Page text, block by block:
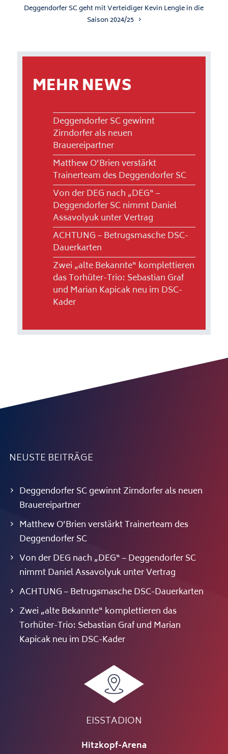
Deggendorfer SC geht mit Verteidiger Kevin Lengle in die
Saison 2024/25
MEHR NEWS
Deggendorfer SC gewinnt
Zirndorfer als neuen
Brauereipartner
Matthew O’Brien verstärkt
Trainerteam des Deggendorfer SC
Von der DEG nach „DEG“ –
Deggendorfer SC nimmt Daniel
Assavolyuk unter Vertrag
ACHTUNG – Betrugsmasche DSC-
Dauerkarten
Zwei „alte Bekannte“ komplettieren
das Torhüter-Trio: Sebastian Graf
und Marian Kapicak neu im DSC-
Kader
NEUSTE BEITRÄGE
Deggendorfer SC gewinnt Zirndorfer als neuen
Brauereipartner
Matthew O’Brien verstärkt Trainerteam des
Deggendorfer SC
Von der DEG nach „DEG“ – Deggendorfer SC
nimmt Daniel Assavolyuk unter Vertrag
ACHTUNG – Betrugsmasche DSC-Dauerkarten
Zwei „alte Bekannte“ komplettieren das
Torhüter-Trio: Sebastian Graf und Marian
Kapicak neu im DSC-Kader
EISSTADION
Hitzkopf-Arena